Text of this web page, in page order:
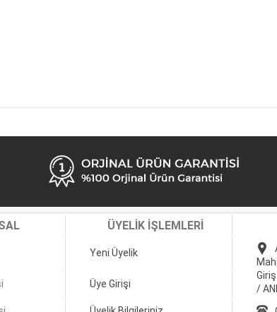
ÜYELİK İŞLEMLERİ
Yeni Üyelik
/
Üye Girişi